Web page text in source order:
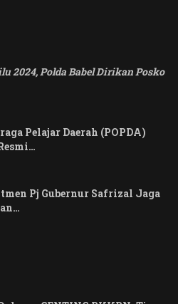
2024, Polda Babel Dirikan Posko
Pelajar Daerah (POPDA)
Pj Gubernur Safrizal Jaga